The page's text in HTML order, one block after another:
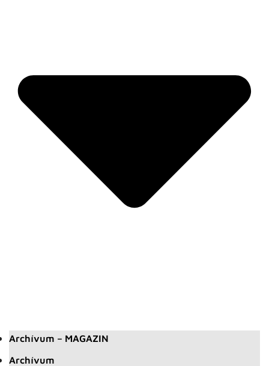
Archívum – MAGAZIN
Archívum